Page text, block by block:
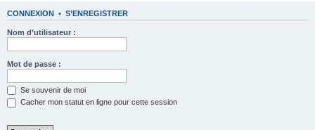
CONNEXION • S’ENREGISTRER
Nom d’utilisateur :
Mot de passe :
Se souvenir de moi
Cacher mon statut en ligne pour cette session